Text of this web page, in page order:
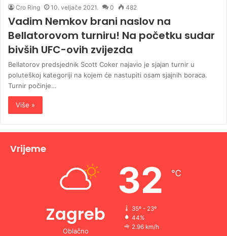
Cro Ring 10. veljače 2021. 0 482
Vadim Nemkov brani naslov na
Bellatorovom turniru! Na početku sudar
bivših UFC-ovih zvijezda
Bellatorov predsjednik Scott Coker najavio je sjajan turnir u
poluteškoj kategoriji na kojem će nastupiti osam sjajnih boraca.
Turnir počinje…
Više »
Vrijeme
Zagreb
Oblačno
32 ℃
35º - 23º
44%
2.96 km/h